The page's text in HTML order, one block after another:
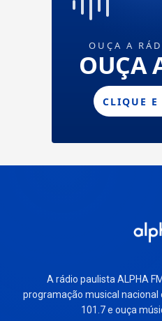
A rádio paulista ALPHA
programação musical nacional
101.7 e ouça